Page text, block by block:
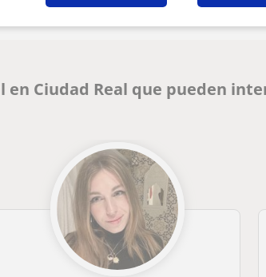
en Ciudad Real que pueden